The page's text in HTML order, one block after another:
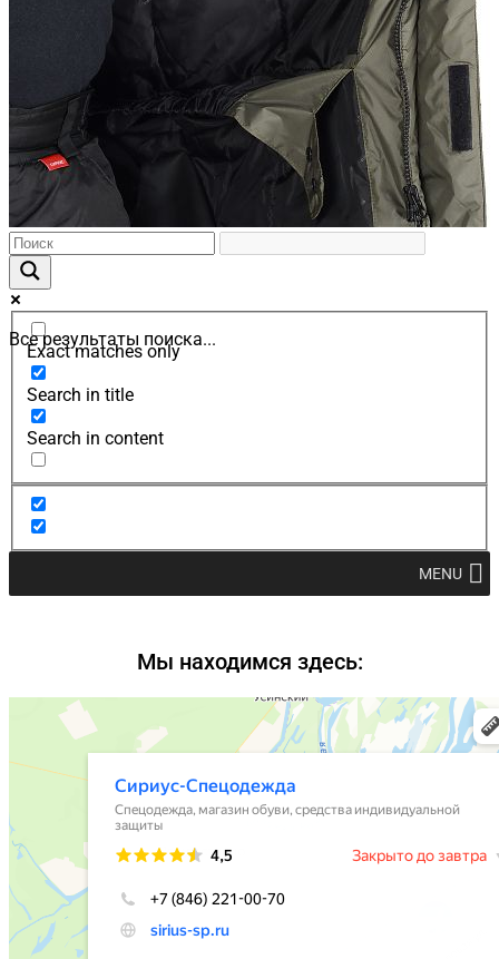
Все результаты поиска...
Exact matches only
Search in title
Search in content
MENU
Мы находимся здесь: